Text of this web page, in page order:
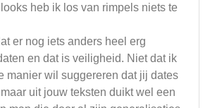
heb ik los van rimpels niets te
er nog iets anders heel erg
en dat is veiligheid. Niet dat ik
manier wil suggereren dat jij dates
uit jouw teksten duikt wel een